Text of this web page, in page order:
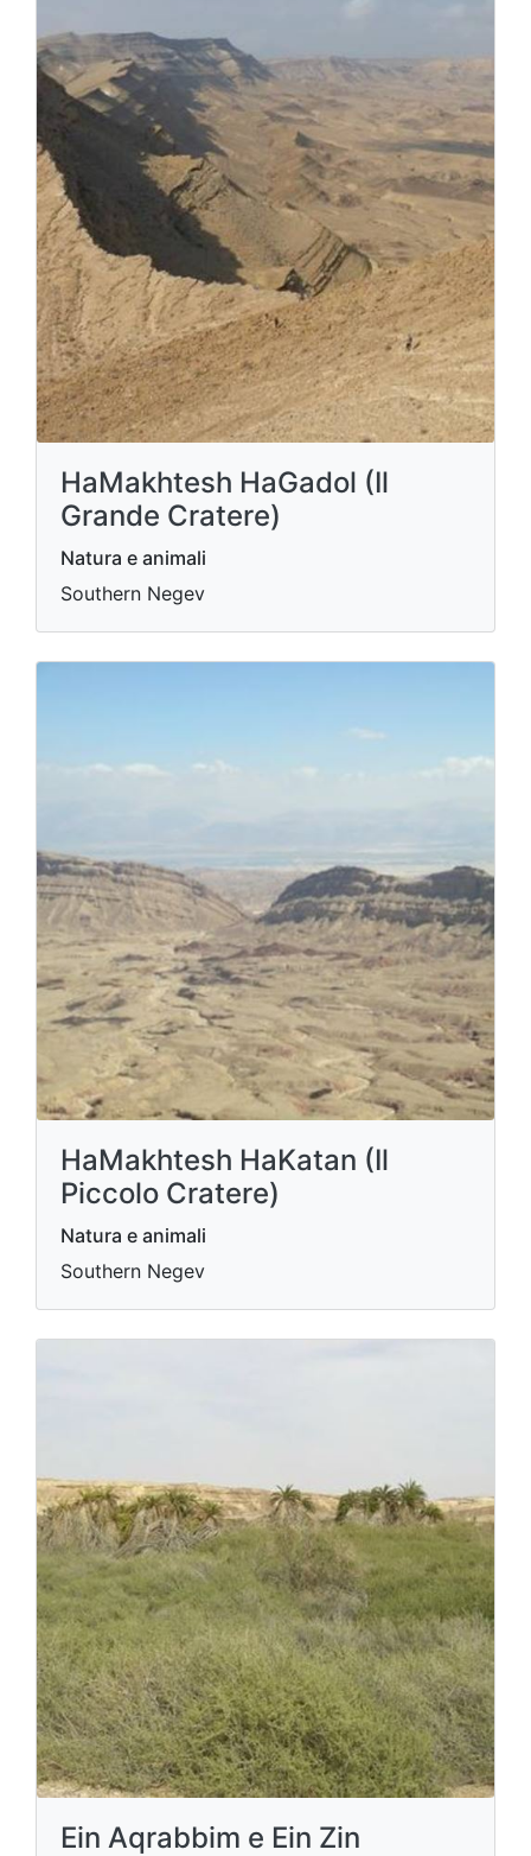
HaMakhtesh HaGadol (Il
Grande Cratere)
Natura e animali
Southern Negev
HaMakhtesh HaKatan (Il
Piccolo Cratere)
Natura e animali
Southern Negev
Ein Aqrabbim e Ein Zin